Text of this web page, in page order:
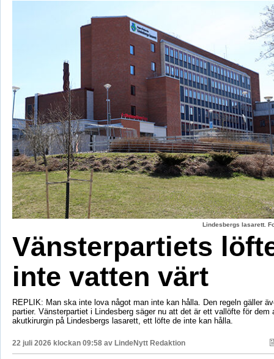
Lindesbergs lasarett.
Vänsterpartiets
inte vatten värt
REPLIK: Man ska inte lova något man inte kan hålla. Den regeln gäller
partier. Vänsterpartiet i Lindesberg säger nu att det är ett vallöfte för dem
akutkirurgin på Lindesbergs lasarett, ett löfte de inte kan hålla.
22 juli 2026 klockan 09:58 av LindeNytt Redaktion